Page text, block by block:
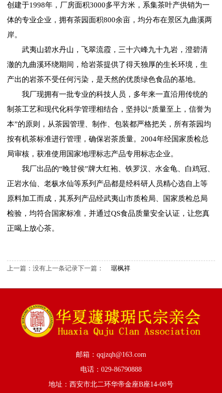
创建于1998年，厂房面积3000多平方米，系集茶叶产供销为一
体的专业企业，拥有茶园面积800余亩，均分布在景区九曲溪两
岸。
武夷山碧水丹山，飞翠流霞，三十六峰九十九岩，澄碧清
澈的九曲溪环绕期间，给岩茶提供了得天独厚的生长环境，生
产出的岩茶不受任何污染，是天然的优质绿色食品的基地。
我厂现拥有一批专业的科技人员，多年来一直沿用传统的
制茶工艺和现代化科学管理相结合，坚持以“质量至上，信誉为
本”的原则，从茶园管理、制作、包装都严格把关，所有茶园均
按有机茶标准进行管理，确保岩茶质量。2004年经国家质检总
局审核，获准使用国家地理标志产品专用标志企业。
我厂出品的“晚甘侯”牌大红袍、铁罗汉、水金龟、白鸡冠、
正岩水仙、老枞水仙等系列产品都是经科研人员精心选自上等
原料加工而成，其系列产品经武夷山市质检局、国家质检总局
检验，均符合国家标准，并通过QS食品质量安全认证，让您真
正喝上放心茶。
上一篇：没有上一条记录下一篇： 琚枫祥
邮箱：qqjzqh@163.com
电话：029-86790888
地址：西安市北二环华帝金座B座14-08号